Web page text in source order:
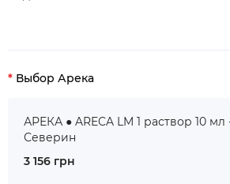
Выбор Арека
АРЕКА ● ARECA LM 1 раствор 10
Северин
3 156 грн